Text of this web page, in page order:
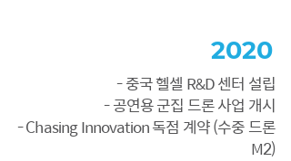
2020
- 중국 헬셀 R&D 센터 설립
- 공연용 군집 드론 사업 개시
- Chasing Innovation 독점 계약 (수중 드론
M2)